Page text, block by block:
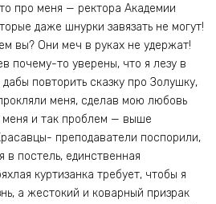
про меня — ректора Академии
даже шнурки завязать не могут!
вы? Они меч в руках не удержат!
почему-то уверены, что я лезу в
повторить сказку про Золушку,
меня, сделав мою любовь
меня и так проблем — выше
преподаватели поспорили,
в постель, единственная
куртизанка требует, чтобы я
а жестокий и коварный призрак